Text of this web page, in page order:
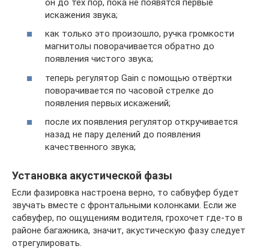
искажения звука;
как только это произошло, ручка громкости
магнитолы поворачивается обратно до
появления чистого звука;
теперь регулятор Gain с помощью отвёртки
поворачивается по часовой стрелке до
появления первых искажений;
после их появления регулятор откручивается
назад не пару делений до появления
качественного звука;
Установка акустической фазы
Если фазировка настроена верно, то сабвуфер будет
звучать вместе с фронтальными колонками. Если же
сабвуфер, по ощущениям водителя, грохочет где-то в
районе багажника, значит, акустическую фазу следует
отрегулировать.